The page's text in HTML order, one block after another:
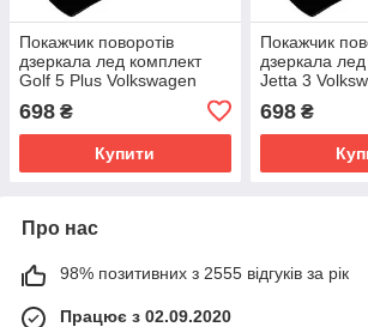
Покажчик поворотів
дзеркала лед комплект
Golf 5 Plus Volkswagen
698 ₴
Купити
Покажчик
дзеркала
Jetta 3
698₴
Про нас
98% позитивних з 2555 відгуків за рік
Працює з 02.09.2020